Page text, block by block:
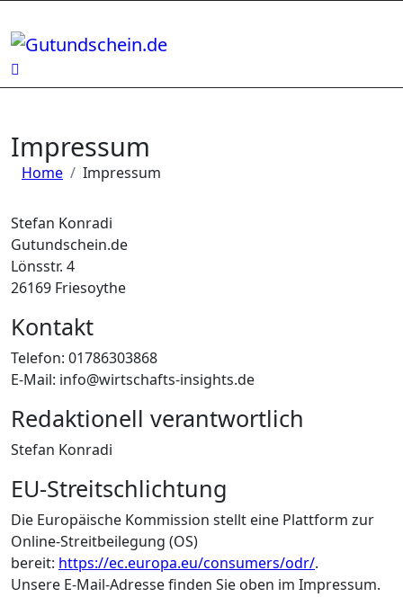
Inhalt
springen
Impressum
Home Impressum
Stefan Konradi
Gutundschein.de
Lönsstr. 4
26169 Friesoythe
Kontakt
Telefon: 01786303868
E-Mail: info@wirtschafts-insights.de
Redaktionell verantwortlich
Stefan Konradi
EU-Streitschlichtung
Die Europäische Kommission stellt eine Plattform zur
Online-Streitbeilegung (OS)
bereit: https://ec.europa.eu/consumers/odr/.
Unsere E-Mail-Adresse finden Sie oben im Impressum.